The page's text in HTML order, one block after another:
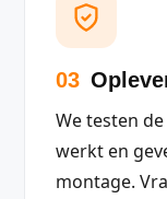
03
We testen
werkt en
montage.